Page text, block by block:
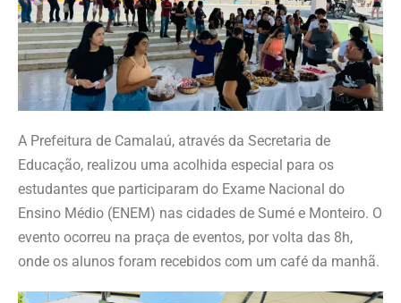
A Prefeitura de Camalaú, através da Secretaria de
Educação, realizou uma acolhida especial para os
estudantes que participaram do Exame Nacional do
Ensino Médio (ENEM) nas cidades de Sumé e Monteiro. O
evento ocorreu na praça de eventos, por volta das 8h,
onde os alunos foram recebidos com um café da manhã.